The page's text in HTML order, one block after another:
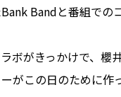
Bandと番組での
ボがきっかけで、櫻
がこの日のために